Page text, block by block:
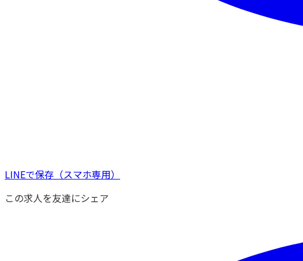
LINEで保存 （スマホ専用）
この求人を友達にシェア